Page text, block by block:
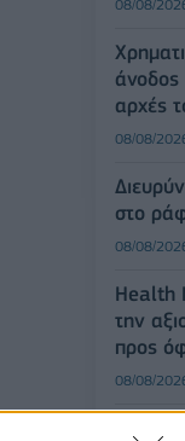
08/08/
αρχές
08/08/
στο
08/08/
Health
την
προς
08/08/